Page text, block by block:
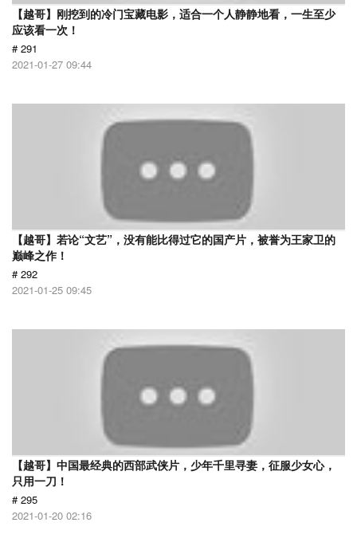
【越哥】刚挖到的冷门宝藏电影，适合一个人静静地看，一生至少
应该看一次！
# 291
2021-01-27 09:44
【越哥】若论“文艺”，没有能比得过它的国产片，被誉为王家卫的
巅峰之作！
# 292
2021-01-25 09:45
【越哥】中国最经典的西部武侠片，少年千里寻妻，征服少女心，
只用一刀！
# 295
2021-01-20 02:16